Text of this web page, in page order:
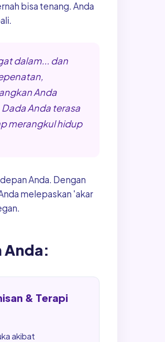
bisa tenang. Anda
dalam... dan
Anda
Anda terasa
merangkul hidup
Anda. Dengan
melepaskan 'akar
Anda:
& Terapi
akibat